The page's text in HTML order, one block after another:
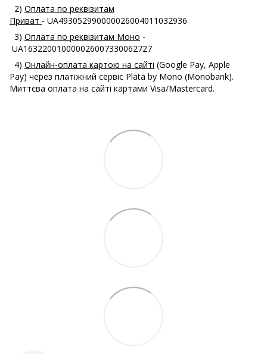
2) Оплата по реквізитам
Приват - UA493052990000026004011032936
3) Оплата по реквізитам Моно -
UA163220010000026007330062727
4) Онлайн-оплата картою на сайті (Google Pay, Apple
Pay) через платіжний сервіс Plata by Mono (Monobank).
Миттєва оплата на сайті картами Visa/Mastercard.